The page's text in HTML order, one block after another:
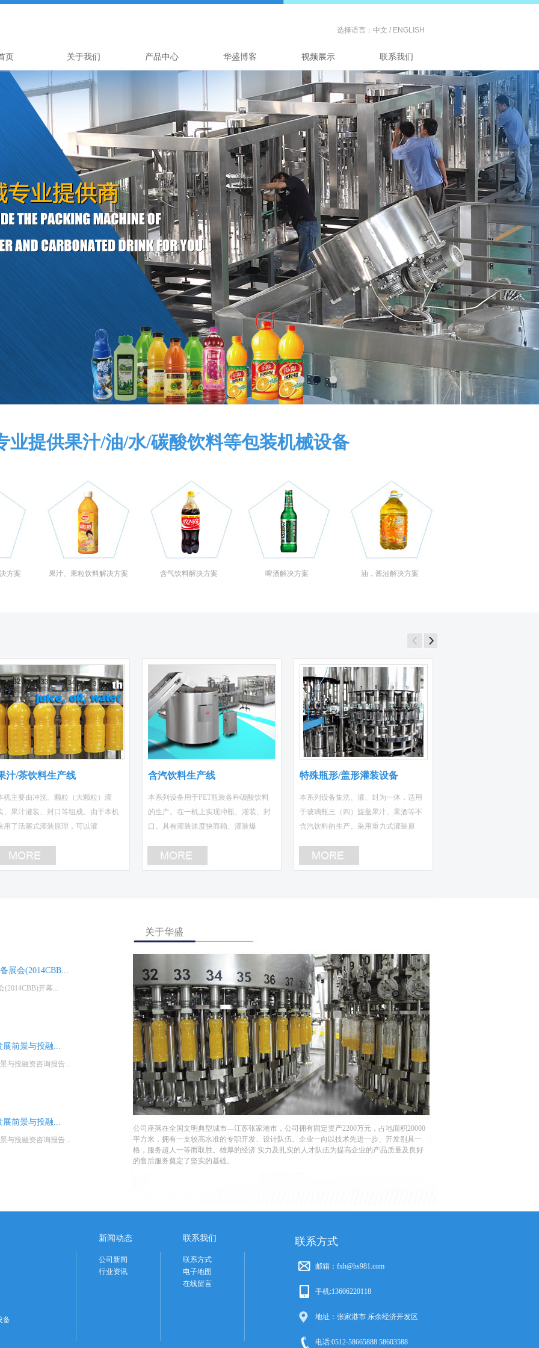
选择语言： 中文 / ENGLISH
页 关于我们 产品中心 华盛博客 视频展示 联系我们
业提供果汁/油/水/碳酸饮料等包装机械设备
方案 果汁、果粒饮料解决方案 含气饮料解决方案 啤酒解决方案 油，酱油解决方案
汁/茶饮料生产线
机主要由冲洗、颗粒（大颗粒）灌
、果汁灌装、封口等组成。由于本机
用了活塞式灌装原理，可以灌
含汽饮料生产线
本系列设备用于PET瓶装各种碳酸饮料
的生产。在一机上实现冲瓶、灌装、封
口。具有灌装速度快而稳、灌装爆
特殊瓶形/盖形灌装设备
本系列设备集洗、灌、封为一体，适用
于玻璃瓶三（四）旋盖果汁、果酒等不
含汽饮料的生产。采用重力式灌装原
备展会(2014CBB...
(2014CBB)开幕...
发展前景与投融...
与投融资咨询报告...
发展前景与投融...
与投融资咨询报告...
关于华盛
公司座落在全国文明典型城市—江苏张家港市，公司拥有固定资产2200万元，占地面积20000
平方米，拥有一支较高水准的专职开发、设计队伍。企业一向以技术先进一步、开发别具一
格，服务超人一等而取胜。雄厚的经济 实力及扎实的人才队伍为提高企业的产品质量及良好
的售后服务奠定了坚实的基础。
备
新闻动态
公司新闻
行业资讯
联系我们
联系方式
电子地图
在线留言
联系方式
邮箱：fxh@hs981.com
手机:13606220118
地址：张家港市 乐余经济开发区
电话:0512-58665888 58603588